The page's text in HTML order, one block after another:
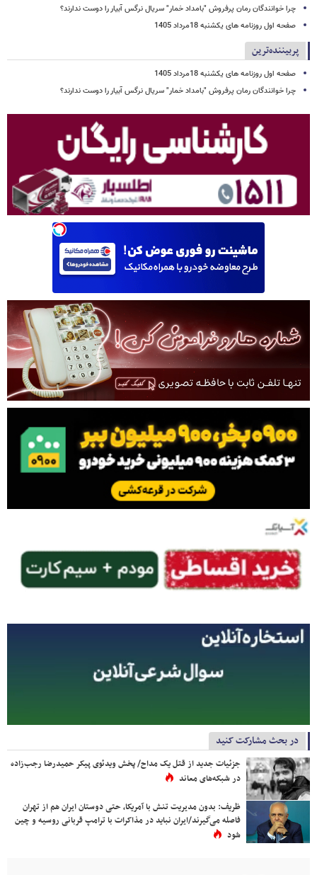
چرا خوانندگان رمان پرفروش "بامداد خمار" سریال نرگس آبیار را دوست ندارند؟
صفحه اول روزنامه های یکشنبه 18مرداد 1405
پربیننده‌ترین
صفحه اول روزنامه های یکشنبه 18مرداد 1405
چرا خوانندگان رمان پرفروش "بامداد خمار" سریال نرگس آبیار را دوست ندارند؟
در بحث مشارکت کنید
جزئیات جدید از قتل یک مداح/ پخش ویدئوی پیکر حمیدرضا رجب‌زاده
در شبکه‌های معاند
ظریف: بدون مدیریت تنش با آمریکا، حتی دوستان ایران هم از تهران
فاصله می‌گیرند/ایران نباید در مذاکرات با ترامپ قربانی روسیه و چین
شود